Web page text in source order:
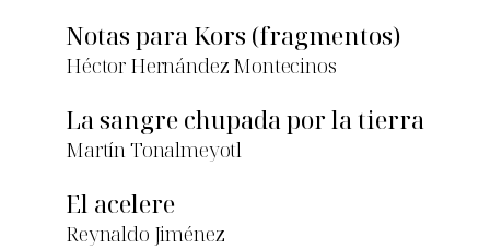
Notas para Kors (fragmentos)
Héctor Hernández Montecinos
La sangre chupada por la tierra
Martín Tonalmeyotl
El acelere
Reynaldo Jiménez